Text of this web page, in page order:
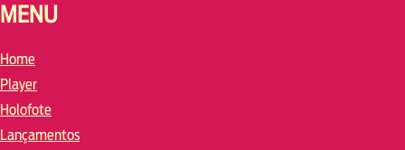
MENU
Home
Player
Holofote
Lançamentos